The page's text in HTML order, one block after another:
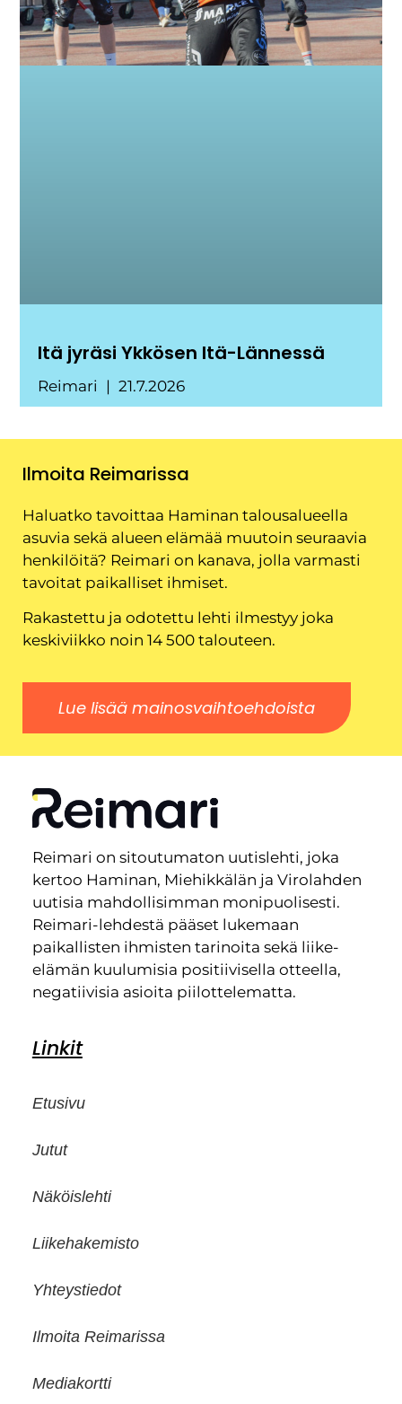
Itä jyräsi Ykkösen Itä-Lännessä
Reimari 21.7.2026
Ilmoita Reimarissa
Haluatko tavoittaa Haminan talousalueella
asuvia sekä alueen elämää muutoin seuraavia
henkilöitä? Reimari on kanava, jolla varmasti
tavoitat paikalliset ihmiset.
Rakastettu ja odotettu lehti ilmestyy joka
keskiviikko noin 14 500 talouteen.
Lue lisää mainosvaihtoehdoista
Reimari on sitoutumaton uutislehti, joka
kertoo Haminan, Miehikkälän ja Virolahden
uutisia mahdollisimman monipuolisesti.
Reimari-lehdestä pääset lukemaan
paikallisten ihmisten tarinoita sekä liike-
elämän kuulumisia positiivisella otteella,
negatiivisia asioita piilottelematta.
Linkit
Etusivu
Jutut
Näköislehti
Liikehakemisto
Yhteystiedot
Ilmoita Reimarissa
Mediakortti